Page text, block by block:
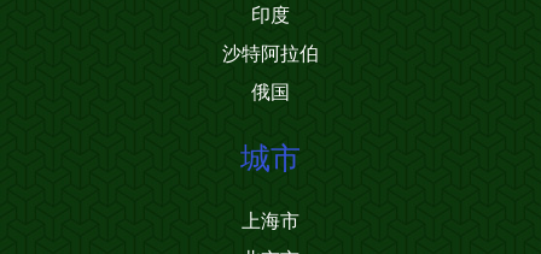
印度
沙特阿拉伯
俄国
城市
上海市